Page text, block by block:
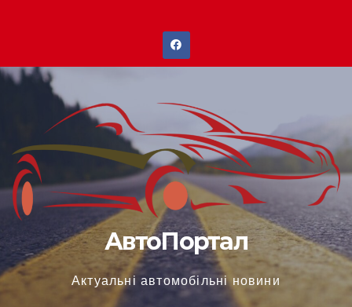
АвтоПортал
Актуальні автомобільні новини